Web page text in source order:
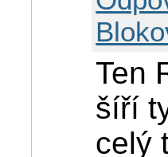
Ten
šíří
celý